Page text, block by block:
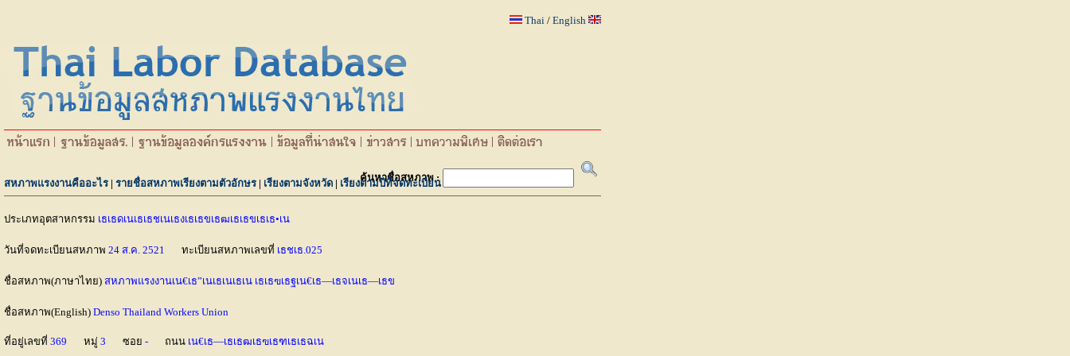
Thai / English
ค้นหาชื่อสหภาพ :
สหภาพแรงงานคืออะไร | รายชื่อสหภาพเรียงตามตัวอักษร | เรียงตามจังหวัด | เรียงตามปีที่จดทะเบียน
ประเภทอุตสาหกรรม เธเธดเนเธเธชเนเธงเธเธขเธฒเธเธขเธเธ•เน
วันที่จดทะเบียนสหภาพ 24 ส.ค. 2521 ทะเบียนสหภาพเลขที่ เธชเธ.025
ชื่อสหภาพ(ภาษาไทย) สหภาพแรงงานเน€เธ”เนเธเนเธเน เธเธฃเธฐเน€เธ—เธจเนเธ—เธข
ชื่อสหภาพ(English) Denso Thailand Workers Union
ที่อยู่เลขที่ 369 หมู่ 3 ซอย - ถนน เน€เธ—เธเธฒเธฃเธฑเธเธฉเน